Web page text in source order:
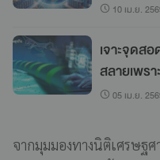
10 เม.ย.
เจาะจุดส
สลายเพร
05 เม.ย.
จากมุมมองทางนิติเศรษฐศ